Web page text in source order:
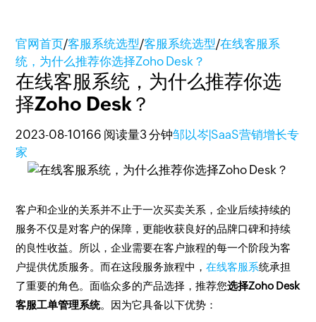
官网首页/客服系统选型/客服系统选型/在线客服系
统，为什么推荐你选择Zoho Desk？
在线客服系统，为什么推荐你选
择Zoho Desk？
2023-08-10166 阅读量3 分钟邹以岑|SaaS营销增长专
家
客户和企业的关系并不止于一次买卖关系，企业后续持续的
服务不仅是对客户的保障，更能收获良好的品牌口碑和持续
的良性收益。所以，企业需要在客户旅程的每一个阶段为客
户提供优质服务。而在这段服务旅程中，在线客服系统承担
了重要的角色。面临众多的产品选择，推荐您选择Zoho Desk
客服工单管理系统。因为它具备以下优势：